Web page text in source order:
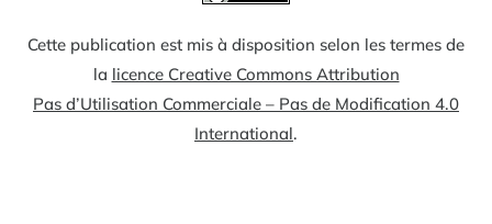
Cette publication est mis à disposition selon les termes de
la licence Creative Commons Attribution
Pas d’Utilisation Commerciale – Pas de Modification 4.0
International.